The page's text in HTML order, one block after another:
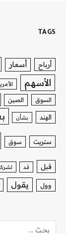
TAGS
أرباح أسعار
الأسهم
السوق الصين
الهند بشأن
ستريت سوق
قبل قد
وول يقول